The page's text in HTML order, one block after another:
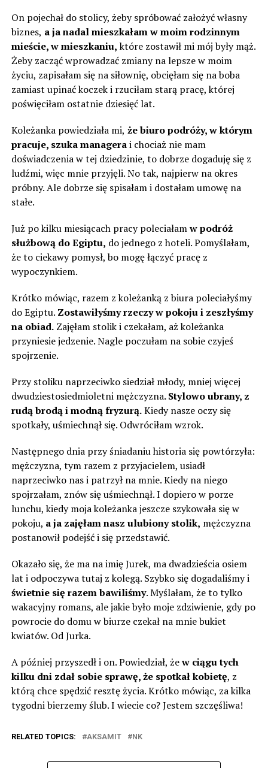
On pojechał do stolicy, żeby spróbować założyć własny
biznes, a ja nadal mieszkałam w moim rodzinnym
mieście, w mieszkaniu,które zostawił mi mój były mąż.
Żeby zacząć wprowadzać zmiany na lepsze w moim
życiu, zapisałam się na siłownię, obcięłam się na boba
zamiast upinać koczek i rzuciłam starą pracę, której
poświęciłam ostatnie dziesięć lat.
Koleżanka powiedziała mi, że biuro podróży, w którym
pracuje, szuka managerai chociaż nie mam
doświadczenia w tej dziedzinie, to dobrze dogaduję się z
ludźmi, więc mnie przyjęli. No tak, najpierw na okres
próbny. Ale dobrze się spisałam i dostałam umowę na
stałe.
Już po kilku miesiącach pracy poleciałamw podróż
służbową do Egiptu, do jednego z hoteli. Pomyślałam,
że to ciekawy pomysł, bo mogę łączyć pracę z
wypoczynkiem.
Krótko mówiąc, razem z koleżanką z biura poleciałyśmy
do Egiptu. Zostawiłyśmy rzeczy w pokoju i zeszłyśmy
na obiad.Zajęłam stolik i czekałam, aż koleżanka
przyniesie jedzenie. Nagle poczułam na sobie czyjeś
spojrzenie.
Przy stoliku naprzeciwko siedział młody, mniej więcej
dwudziestosiedmioletni mężczyzna. Stylowo ubrany, z
rudą brodą i modną fryzurą.Kiedy nasze oczy się
spotkały, uśmiechnął się. Odwróciłam wzrok.
Następnego dnia przy śniadaniu historia się powtórzyła:
mężczyzna, tym razem z przyjacielem, usiadł
naprzeciwko nas i patrzył na mnie. Kiedy na niego
spojrzałam, znów się uśmiechnął. I dopiero w porze
lunchu, kiedy moja koleżanka jeszcze szykowała się w
pokoju, a ja zajęłam nasz ulubiony stolik, mężczyzna
postanowił podejść i się przedstawić.
Okazało się, że ma na imię Jurek, ma dwadzieścia osiem
lat i odpoczywa tutaj z kolegą. Szybko się dogadaliśmy i
świetnie się razem bawiliśmy. Myślałam, że to tylko
wakacyjny romans, ale jakie było moje zdziwienie, gdy po
powrocie do domu w biurze czekał na mnie bukiet
kwiatów. Od Jurka.
A później przyszedł i on. Powiedział, żew ciągu tych
kilku dni zdał sobie sprawę, że spotkał kobietę, z
którą chce spędzić resztę życia. Krótko mówiąc, za kilka
tygodni bierzemy ślub. I wiecie co? Jestem szczęśliwa!
RELATED TOPICS: AKSAMIT NK